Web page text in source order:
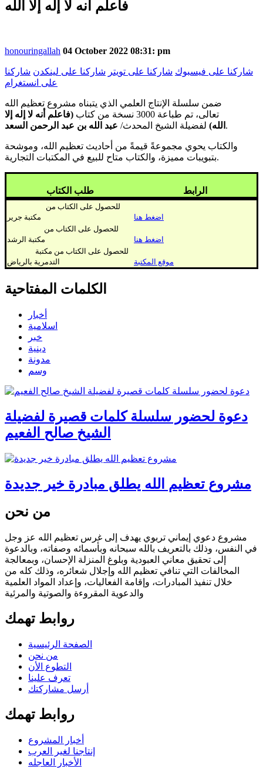
فاعلم أنه لا إله إلا الله
honouringallah 04 October 2022 08:31: pm
شاركنا على فيسبوك شاركنا على تويتر شاركنا على لينكدن شاركنا
على انستغرام
ضمن سلسلة الإنتاج العلمي الذي يتبناه مشروع تعظيم الله
تعالى، تم طباعة 3000 نسخة من كتاب
(فاعلم أنه لا إله إلا
الله) لفضيلة الشيخ المحدث/ عبد الله بن عبد الرحمن السعد .
والكتاب يحوي مجموعةً قيمةً من أحاديث تعظيم الله، وموشحة
بتبويبات مميزة، والكتاب متاح للبيع في المكتبات التجارية.
طلب الكتاب الرابط
للحصول على الكتاب من
مكتبة جرير
اضغط هنا
مكتبة الرشد
اضغط هنا
التدمرية بالرياض
موقع المكتبة
الكلمات المفتاحية
أخبار
اسلامية
خبر
دينية
مدونة
وسم
دعوة لحضور سلسلة كلمات قصيرة لفضيلة
الشيخ صالح الفعيم
مشروع تعظيم الله يطلق مبادرة خير جديدة
من نحن
مشروع دعوي إيماني تربوي يهدف إلى غرس تعظيم الله عز وجل
في النفس، وذلك بالتعريف بالله سبحانه وبأسمائه وصفاته، وبالدعوة
إلى تحقيق معاني العبودية وبلوغ المنزلة الإحسان، وبمعالجة
المخالفات التي تنافي تعظيم الله وإجلال شعائره، وذلك كله من
خلال تنفيذ المبادرات، وإقامة الفعاليات، وإعداد المواد العلمية
والدعوية المقروءة والصوتية والمرئية
روابط تهمك
الصفحة الرئيسية
من نحن
التطوع الأن
تعرف علينا
أرسل مشاركتك
روابط تهمك
أخبار المشروع
إنتاجنا لغير العرب
الأخبار العاجله